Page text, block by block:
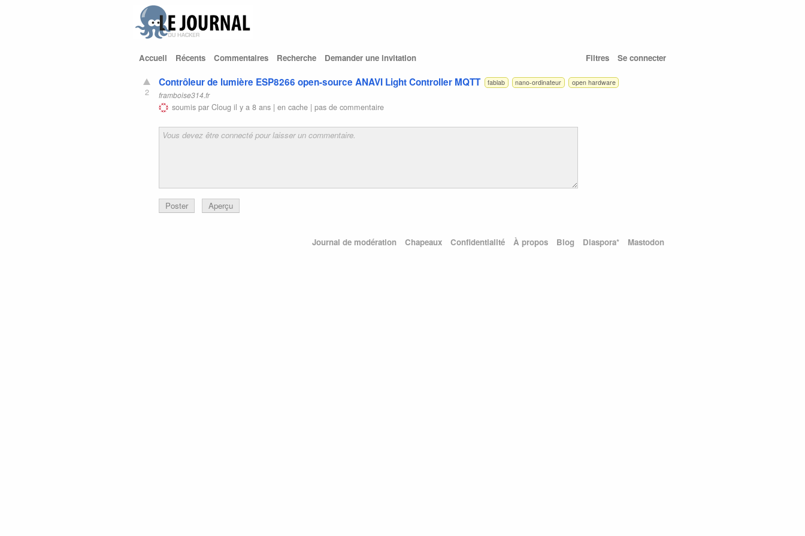
Accueil Récents Commentaires Recherche Demander une invitation Filtres Se connecter
2
Contrôleur de lumière ESP8266 open-source ANAVI Light Controller MQTT fablab nano-ordinateur open hardware
framboise314.fr
soumis parCloug il y a 8 ans |en cache |pas de commentaire
Poster Aperçu
Journal de modération Chapeaux Confidentialité À propos Blog Diaspora* Mastodon